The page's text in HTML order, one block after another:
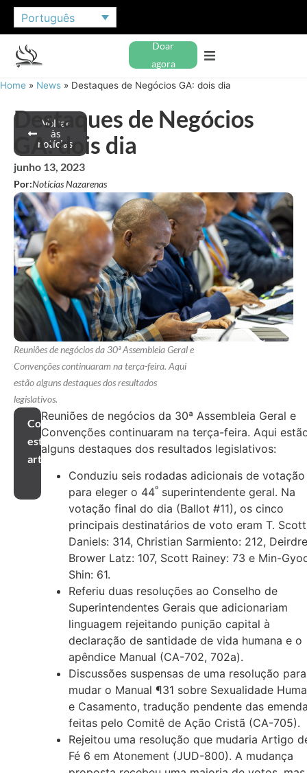
Português
Doar
agora
Home » News » Destaques de Negócios GA: dois dia
Voltar
às
notícias
Destaques de Negócios
GA: dois dia
junho 13, 2023
Por:Notícias Nazarenas
Reuniões de negócios da 30ª Assembleia Geral e
Convenções continuaram na terça-feira. Aqui
estão alguns destaques dos resultados
legislativos.
Compartilhar
este
artigo
Reuniões de negócios da 30ª Assembleia Geral e
Convenções continuaram na terça-feira. Aqui
alguns destaques dos resultados legislativos:
Conduziu seis rodadas adicionais de votação
para eleger o 44º superintendente geral. Na
votação final do dia (Ballot #11), os cinco
principais destinatários de voto eram T. Scott
Daniels: 314, Christian Sarmiento: 212, Deirdre
Brower Latz: 107, Scott Rainey: 73 e Min-
Shin: 61.
Referiu duas resoluções ao Conselho de
Superintendentes Gerais que adicionariam
linguagem rejeitando punição capital à
declaração de santidade de vida humana e o
apêndice Manual (CA-702, 702a).
Discussões suspensas de uma resolução para
mudar o Manual ¶31 sobre Sexualidade
e Casamento, tradução pendente das
feitas pelo Comitê de Ação Cristã (CA-705).
Rejeitou uma resolução que mudaria Artigo
Fé 6 em Atonement (JUD-800). A mudança